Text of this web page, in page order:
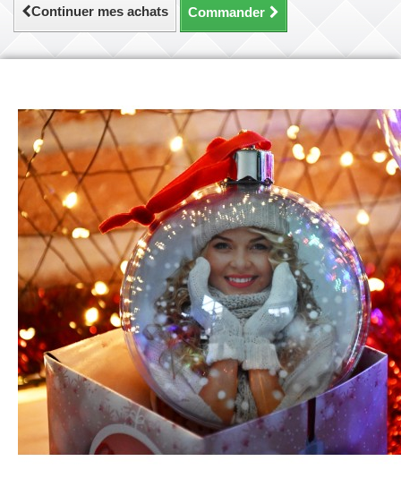
Continuer mes achats Commander